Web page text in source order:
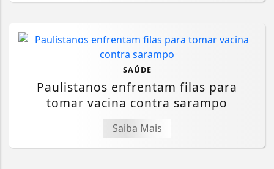
SAÚDE
Paulistanos enfrentam filas para
tomar vacina contra sarampo
Saiba Mais